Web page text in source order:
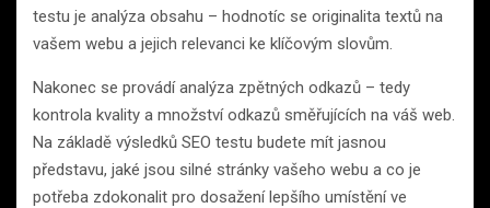
testu je analýza obsahu – hodnotíc se originalita textů na
vašem webu a jejich relevanci ke klíčovým slovům.
Nakonec se provádí analýza zpětných odkazů – tedy
kontrola kvality a množství odkazů směřujících na váš web.
Na základě výsledků SEO testu budete mít jasnou
představu, jaké jsou silné stránky vašeho webu a co je
potřeba zdokonalit pro dosažení lepšího umístění ve